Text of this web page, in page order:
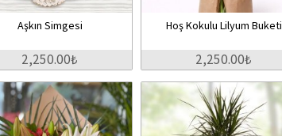
Aşkın Simgesi
2,250.00₺
Hoş Kokulu Lilyum Buketi
2,250.00₺